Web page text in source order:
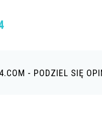
- PODZIEL SIĘ